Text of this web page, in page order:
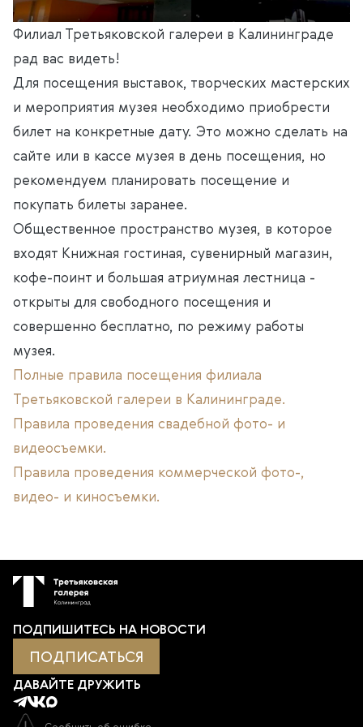
Филиал Третьяковской галереи в Калининграде
рад вас видеть!
Для посещения выставок, творческих мастерских
и мероприятия музея необходимо приобрести
билет на конкретные дату. Это можно сделать на
сайте или в кассе музея в день посещения, но
рекомендуем планировать посещение и
покупать билеты заранее.
Общественное пространство музея, в которое
входят Книжная гостиная, сувенирный магазин,
кофе-поинт и большая атриумная лестница -
открыты для свободного посещения и
совершенно бесплатно, по режиму работы
музея.
Полные правила посещения филиала
Третьяковской галереи в Калининграде.
Правила проведения свадебной фото- и
видеосъемки.
Правила проведения коммерческой фото-,
видео- и киносъемки.
ПОДПИШИТЕСЬ НА НОВОСТИ
ПОДПИСАТЬСЯ
ДАВАЙТЕ ДРУЖИТЬ